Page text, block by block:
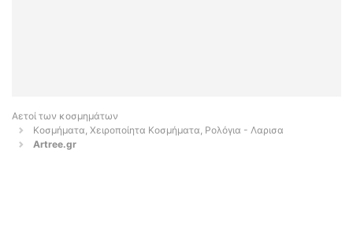
Αετοί των κοσμημάτων
Κοσμήματα, Χειροποίητα Κοσμήματα, Ρολόγια - Λαρισα
Artree.gr